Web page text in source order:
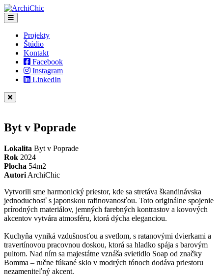
Projekty
Štúdio
Kontakt
Facebook
Instagram
LinkedIn
Byt v Poprade
Lokalita Byt v Poprade
Rok 2024
Plocha 54m2
Autori ArchiChic
Vytvorili sme harmonický priestor, kde sa stretáva škandinávska
jednoduchosť s japonskou rafinovanosťou. Toto originálne spojenie
prírodných materiálov, jemných farebných kontrastov a kovových
akcentov vytvára atmosféru, ktorá dýcha eleganciou.
Kuchyňa vyniká vzdušnosťou a svetlom, s ratanovými dvierkami a
travertínovou pracovnou doskou, ktorá sa hladko spája s barovým
pultom. Nad ním sa majestátne vznáša svietidlo Soap od značky
Bomma – ručne fúkané sklo v modrých tónoch dodáva priestoru
nezameniteľný akcent.